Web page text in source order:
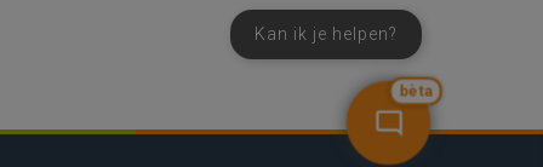
bèta
Kan ik je helpen?